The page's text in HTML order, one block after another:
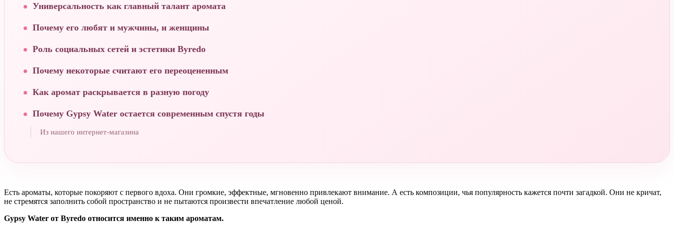
Универсальность как главный талант аромата
Почему его любят и мужчины, и женщины
Роль социальных сетей и эстетики Byredo
Почему некоторые считают его переоцененным
Как аромат раскрывается в разную погоду
Почему Gypsy Water остается современным спустя годы
Из нашего интернет-магазина
Есть ароматы, которые покоряют с первого вдоха. Они громкие, эффектные, мгновенно привлекают внимание. А есть композиции, чья популярность кажется почти загадкой. Они не кричат,
не стремятся заполнить собой пространство и не пытаются произвести впечатление любой ценой.
Gypsy Water от Byredo относится именно к таким ароматам.